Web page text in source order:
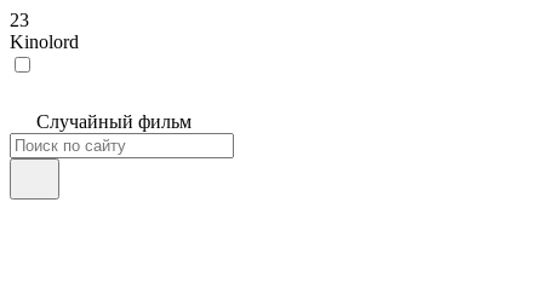
23
Kinolord
Случайный фильм